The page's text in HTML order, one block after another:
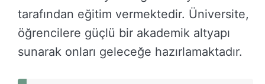
tarafından eğitim vermektedir. Üniversite,
öğrencilere güçlü bir akademik altyapı
sunarak onları geleceğe hazırlamaktadır.